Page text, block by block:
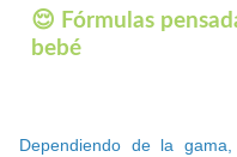
😌 Fórmulas
bebé
Dependiendo de la